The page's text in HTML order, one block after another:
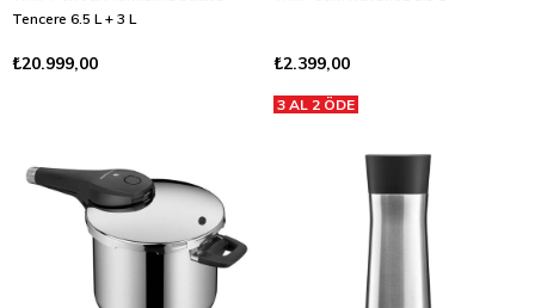
Tencere 6.5 L + 3 L
₺20.999,00 ₺2.399,00
3 AL 2 ÖDE